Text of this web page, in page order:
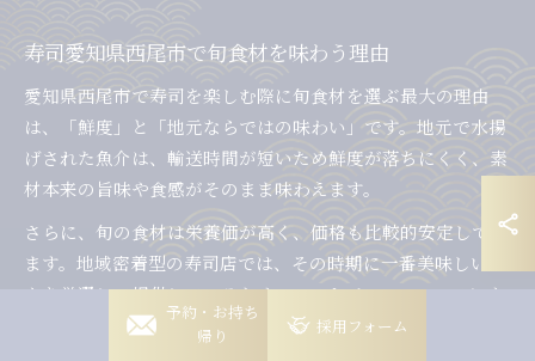
寿司愛知県西尾市で旬食材を味わう理由
愛知県西尾市で寿司を楽しむ際に旬食材を選ぶ最大の理由
は、「鮮度」と「地元ならではの味わい」です。地元で水揚
げされた魚介は、輸送時間が短いため鮮度が落ちにくく、素
材本来の旨味や食感がそのまま味わえます。
さらに、旬の食材は栄養価が高く、価格も比較的安定してい
ます。地域密着型の寿司店では、その時期に一番美味しいネ
タを厳選して提供しているため、コストパフォーマンスにも
優れています。家族での利用やテイクアウトにも、旬の食材
予約・お持ち
帰り
岡崎稲熊店
採用フォーム